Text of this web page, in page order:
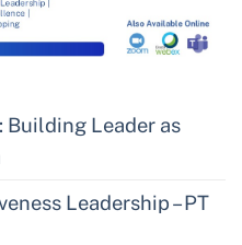
Building Leader as
Leadership – PT